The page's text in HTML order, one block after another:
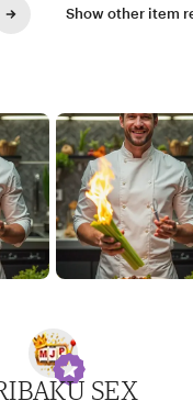
Next
page
Show other item
SEX